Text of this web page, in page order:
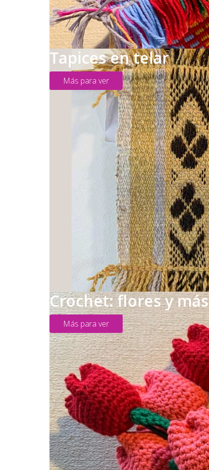
Tapices en telar
Más para ver
Crochet: flores y más
Más para ver